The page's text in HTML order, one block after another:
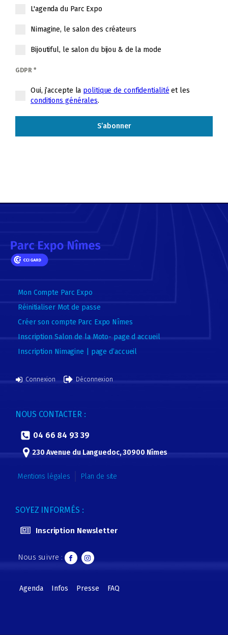
L'agenda du Parc Expo
Nimagine, le salon des créateurs
Bijoutiful, le salon du bijou & de la mode
GDPR *
Oui, j’accepte la politique de confidentialité et les
conditions générales.
S’abonner
Mon Compte Parc Expo
Réinitialiser Mot de passe
Créer son compte Parc Expo Nîmes
Inscription Salon de la Moto- page d accueil
Inscription Nimagine | page d’accueil
Connexion Déconnexion
NOUS CONTACTER :
04 66 84 93 39
230 Avenue du Languedoc, 30900 Nîmes
Mentions légales Plan de site
SOYEZ INFORMÉS :
Inscription Newsletter
Nous suivre :
Agenda Infos Presse FAQ